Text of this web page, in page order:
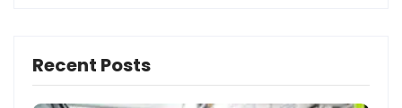
Recent Posts